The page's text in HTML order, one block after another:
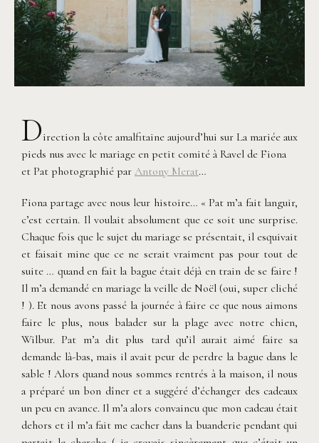
Direction la côte amalfitaine aujourd’hui sur La mariée aux
pieds nus avec le mariage en petit comité à Ravel de Fiona
et Pat photographié par Antony Merat…
Fiona partage avec nous leur histoire… « Pat m’a fait languir,
c’est certain. Il voulait absolument que ce soit une surprise.
Chaque fois que le sujet du mariage se présentait, il esquivait
et faisait mine que ce ne serait vraiment pas pour tout de
suite … quand en fait la bague était déjà en train de se faire !
Il m’a demandé en mariage la veille de Noël (oui, super cliché
! ). Et nous avons passé la journée à faire ce que nous aimons
faire le plus, nous balader sur la plage avec notre chien,
Wilbur. Pat m’a dit plus tard qu’il aurait aimé faire sa
demande là-bas, mais il avait peur de perdre la bague dans le
sable ! Alors quand nous sommes rentrés à la maison, il nous
a préparé un bon dîner et a suggéré d’échanger des cadeaux
un peu en avance. Il m’a alors convaincu que mon cadeau était
dehors et il m’a fait me cacher dans la buanderie pendant qui